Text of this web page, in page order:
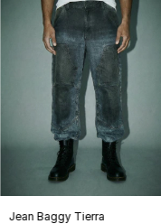
Jean Baggy Tierra